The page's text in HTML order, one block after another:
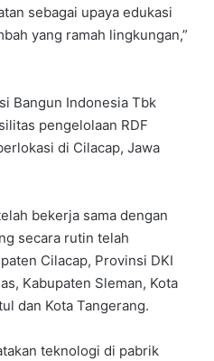
sebagai upaya edukasi
yang ramah lingkungan,”
Bangun Indonesia Tbk
pengelolaan RDF
di Cilacap, Jawa
bekerja sama dengan
secara rutin telah
Cilacap, Provinsi DKI
Kabupaten Sleman, Kota
dan Kota Tangerang.
teknologi di pabrik